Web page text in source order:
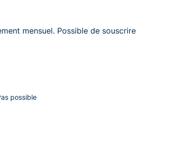
mensuel. Possible de souscrire
possible